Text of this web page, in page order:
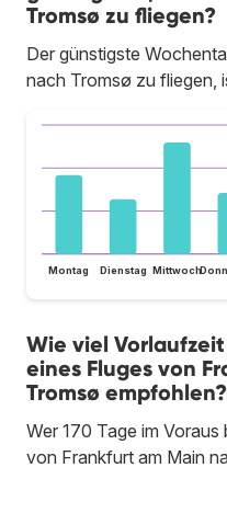
Tromsø zu fliegen?
Der günstigste
nach Tromsø zu fliegen,
Montag Dienstag Mittwoch
Wie viel
eines Fluges von
Tromsø empfohlen?
Wer 170 Tage im
von Frankfurt am Main